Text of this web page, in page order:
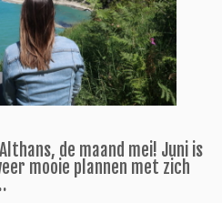
de maand mei! Juni is
mooie plannen met zich